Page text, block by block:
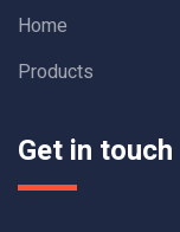
Home
Products
Get in touch